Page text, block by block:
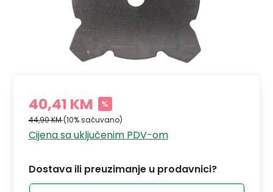
40,41 KM %
44,90 KM(10% sačuvano)
Cijena sa uključenim PDV-om
Dostava ili preuzimanje u prodavnici?